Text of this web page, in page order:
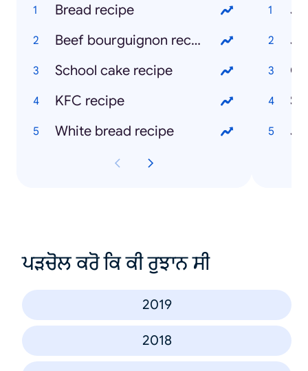
Bread recipe
Beef bourguignon recipe
School cake recipe
KFC recipe
White bread recipe
ਪੜਚੋਲ ਕਰੋ ਕਿ ਕੀ ਰੁਝਾਨ ਸੀ
2019
2018